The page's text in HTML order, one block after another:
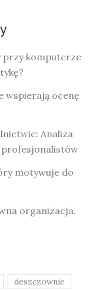
przy komputerze
wspierają ocenę
Analiza
profesjonalistów
motywuje do
organizacja.
deszczownie